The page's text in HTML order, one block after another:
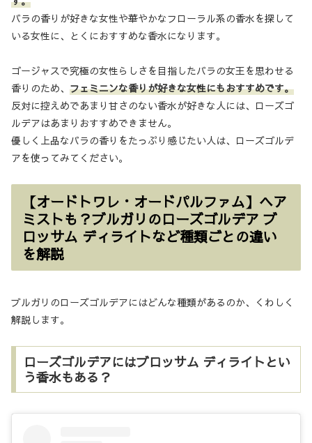
バラの香りが好きな女性や華やかなフローラル系の香水を探して
いる女性に、とくにおすすめな香水になります。
ゴージャスで究極の女性らしさを目指したバラの女王を思わせる
香りのため、 フェミニンな香りが好きな女性にもおすすめです。
反対に控えめであまり甘さのない香水が好きな人には、ローズゴ
ルデアはあまりおすすめできません。
優しく上品なバラの香りをたっぷり感じたい人は、ローズゴルデ
アを使ってみてください。
【オードトワレ・オードパルファム】ヘア
ミストも？ブルガリのローズゴルデア ブ
ロッサム ディライトなど種類ごとの違い
を解説
ブルガリのローズゴルデアにはどんな種類があるのか、くわしく
解説します。
ローズゴルデアにはブロッサム ディライトとい
う香水もある？